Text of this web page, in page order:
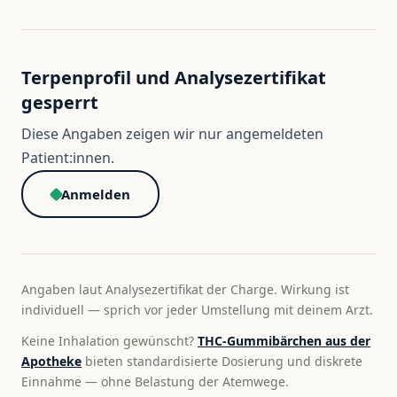
Terpenprofil und Analysezertifikat
gesperrt
Diese Angaben zeigen wir nur angemeldeten
Patient:innen.
Anmelden
Angaben laut Analysezertifikat der Charge. Wirkung ist
individuell — sprich vor jeder Umstellung mit deinem Arzt.
Keine Inhalation gewünscht? THC-Gummibärchen aus der
Apotheke bieten standardisierte Dosierung und diskrete
Einnahme — ohne Belastung der Atemwege.